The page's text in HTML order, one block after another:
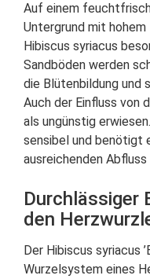
Auf einem
Untergrund mit
Hibiscus syriacus
Sandböden werden
die Blütenbildung und
Auch der Einfluss von
als ungünstig
sensibel und benötigt
ausreichenden Abfluss
Durchlässiger
den
Der Hibiscus syriacus
Wurzelsystem eines